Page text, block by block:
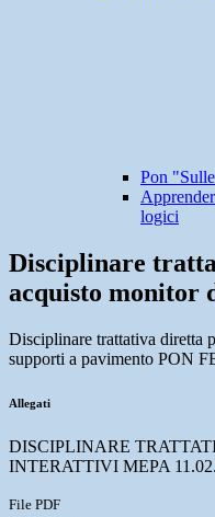
Pon
logici
Disciplinare
acquisto
Disciplinare trattativa diretta
supporti a pavimento PON
Allegati
DISCIPLINARE
INTERATTIVI MEPA
File PDF